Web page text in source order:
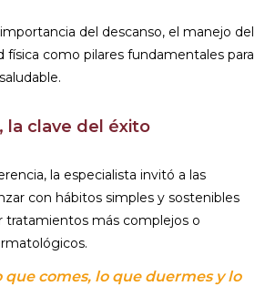
del descanso, el manejo del
física como pilares fundamentales para
la clave del éxito
la especialista invitó a las
con hábitos simples y sostenibles
tratamientos más complejos o
que comes, lo que duermes y lo